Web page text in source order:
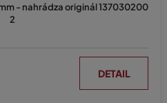
- nahrádza originál 137030200
2
DETAIL